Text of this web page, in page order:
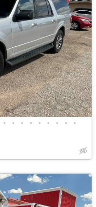
• • • • • • • • •